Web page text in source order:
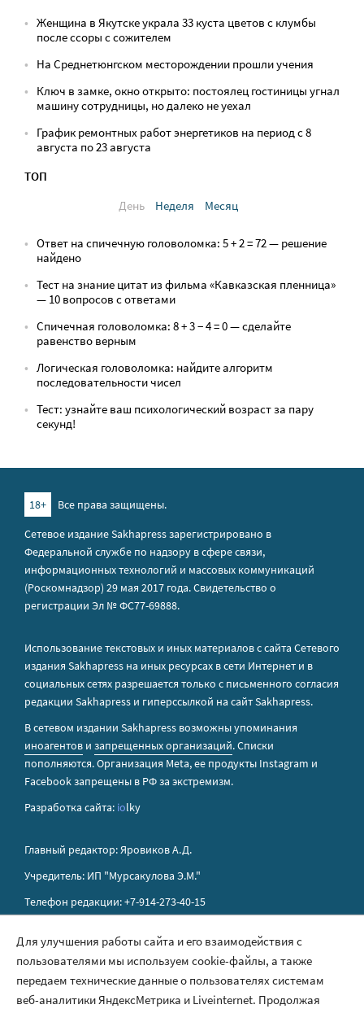
Женщина в Якутске украла 33 куста цветов с клумбы
после ссоры с сожителем
На Среднетюнгском месторождении прошли учения
Ключ в замке, окно открыто: постоялец гостиницы угнал
машину сотрудницы, но далеко не уехал
График ремонтных работ энергетиков на период с 8
августа по 23 августа
ТОП
День
Неделя Месяц
Ответ на спичечную головоломка: 5 + 2 = 72 — решение
найдено
Тест на знание цитат из фильма «Кавказская пленница»
— 10 вопросов с ответами
Спичечная головоломка: 8 + 3 − 4 = 0 — сделайте
равенство верным
Логическая головоломка: найдите алгоритм
последовательности чисел
Тест: узнайте ваш психологический возраст за пару
секунд!
18+
Все права защищены.
Сетевое издание Sakhapress зарегистрировано в
Федеральной службе по надзору в сфере связи,
информационных технологий и массовых коммуникаций
(Роскомнадзор) 29 мая 2017 года. Свидетельство о
регистрации Эл № ФС77-69888.
Использование текстовых и иных материалов с сайта Сетевого
издания Sakhapress на иных ресурсах в сети Интернет и в
социальных сетях разрешается только с письменного согласия
редакции Sakhapress и гиперссылкой на сайт Sakhapress.
В сетевом издании Sakhapress возможны упоминания
иноагентов и запрещенных организаций. Списки
пополняются. Организация Metа, ее продукты Instagram и
Facebook запрещены в РФ за экстремизм.
Разработка сайта: iolky
Главный редактор: Яровиков А.Д.
Учредитель: ИП "Мурсакулова Э.М."
Телефон редакции: +7-914-273-40-15
Правила сайта
Политика обработки персональных данных
Для улучшения работы сайта и его взаимодействия с
пользователями мы используем cookie-файлы, а также
передаем технические данные о пользователях системам
веб-аналитики ЯндексМетрика и Liveinternet. Продолжая